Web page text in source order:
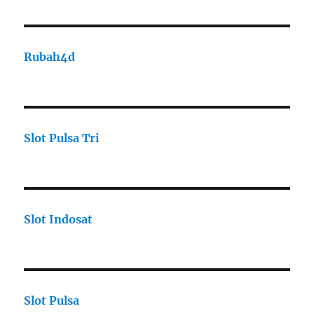
Rubah4d
Slot Pulsa Tri
Slot Indosat
Slot Pulsa